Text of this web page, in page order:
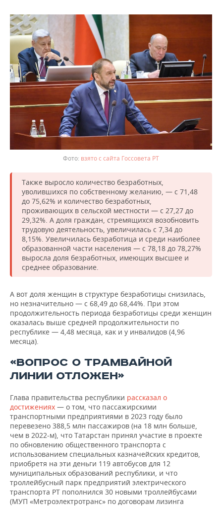
взято с сайта Госсовета РТ
Также выросло количество безработных,
уволившихся по собственному желанию, — с 71,48
до 75,62% и количество безработных,
проживающих в сельской местности — с 27,27 до
29,32%. А доля граждан, стремящихся возобновить
трудовую деятельность, увеличилась с 7,34 до
8,15%. Увеличилась безработица и среди наиболее
образованной части населения — с 78,18 до 78,27%
выросла доля безработных, имеющих высшее и
среднее образование.
А вот доля женщин в структуре безработицы снизилась,
но незначительно — с 68,49 до 68,44%. При этом
продолжительность периода безработицы среди женщин
оказалась выше средней продолжительности по
республике — 4,48 месяца, как и у инвалидов (4,96
месяца).
«ВОПРОС О ТРАМВАЙНОЙ
ЛИНИИ ОТЛОЖЕН»
Глава правительства республики рассказал о
достижениях — о том, что пассажирскими
транспортными предприятиями в 2023 году было
перевезено 388,5 млн пассажиров (на 18 млн больше,
чем в 2022-м), что Татарстан принял участие в проекте
по обновлению общественного транспорта с
использованием специальных казначейских кредитов,
приобретя на эти деньги 119 автобусов для 12
муниципальных образований республики, и что
троллейбусный парк предприятий электрического
транспорта РТ пополнился 30 новыми троллейбусами
(МУП «Метроэлектротранс» по договорам лизинга